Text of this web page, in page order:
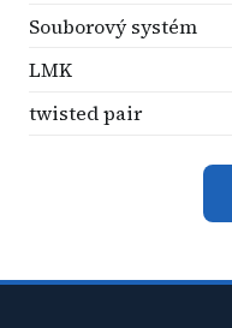
Souborový systém
LMK
twisted pair